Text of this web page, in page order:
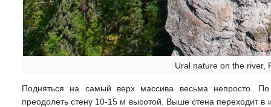
Ural nature on the river,
Подняться на самый верх массива весьма непросто.
преодолеть стену 10-15 м высотой. Выше стена переходит в